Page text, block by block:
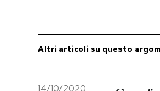
Altri articoli su questo
14/10/2020